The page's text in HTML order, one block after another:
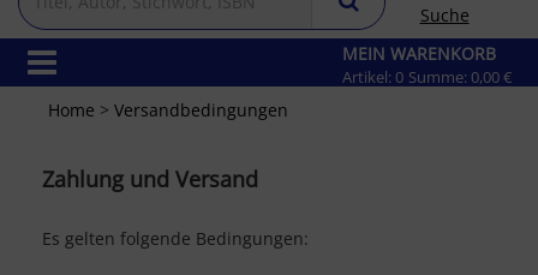
Suche
MEIN WARENKORB
Artikel: 0 Summe: 0,00 €
Home > Versandbedingungen
Zahlung und Versand
Es gelten folgende Bedingungen: